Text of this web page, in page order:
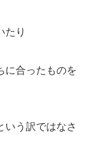
たり
に合ったものを
いう訳ではなさ